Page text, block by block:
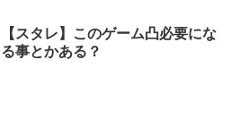
【スタレ】このゲーム凸必要にな
る事とかある？